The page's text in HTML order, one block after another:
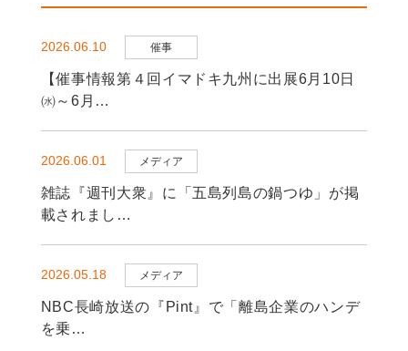
2026.06.10 催事
【催事情報第４回イマドキ九州に出展6月10日
㈬～6月…
2026.06.01 メディア
雑誌『週刊大衆』に「五島列島の鍋つゆ」が掲
載されまし…
2026.05.18 メディア
NBC長崎放送の『Pint』で「離島企業のハンデ
を乗…